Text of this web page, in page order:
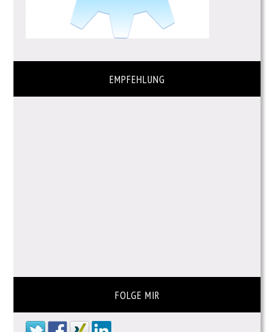
EMPFEHLUNG
FOLGE MIR